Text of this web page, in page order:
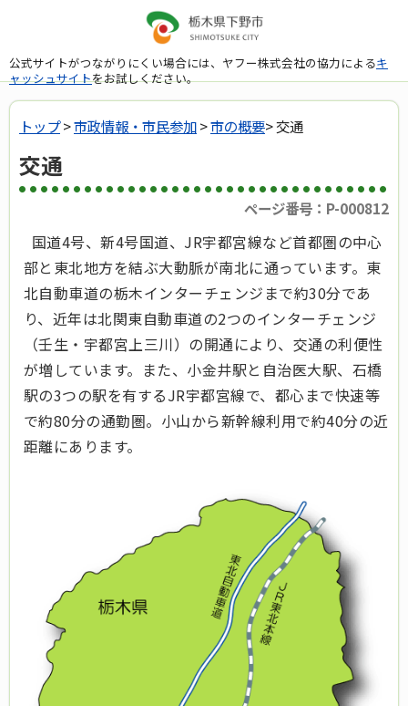
公式サイトがつながりにくい場合には、ヤフー株式会社の協力によるキ
ャッシュサイトをお試しください。
トップ>市政情報・市民参加>市の概要> 交通
交通
ページ番号：P-000812
国道4号、新4号国道、JR宇都宮線など首都圏の中心
部と東北地方を結ぶ大動脈が南北に通っています。東
北自動車道の栃木インターチェンジまで約30分であ
り、近年は北関東自動車道の2つのインターチェンジ
（壬生・宇都宮上三川）の開通により、交通の利便性
が増しています。また、小金井駅と自治医大駅、石橋
駅の3つの駅を有するJR宇都宮線で、都心まで快速等
で約80分の通勤圏。小山から新幹線利用で約40分の近
距離にあります。